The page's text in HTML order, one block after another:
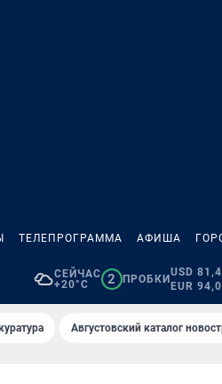
ТЕЛЕПРОГРАММА АФИША
СЕЙЧАС
+20°C
2 ПРОБКИ
USD
EUR
Августовский каталог